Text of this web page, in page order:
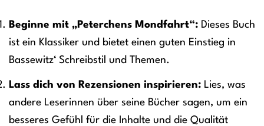
Beginne mit „Peterchens Mondfahrt“: Dieses Buch
ist ein Klassiker und bietet einen guten Einstieg in
Bassewitz‘ Schreibstil und Themen.
Lass dich von Rezensionen inspirieren: Lies, was
andere Leserinnen über seine Bücher sagen, um ein
besseres Gefühl für die Inhalte und die Qualität